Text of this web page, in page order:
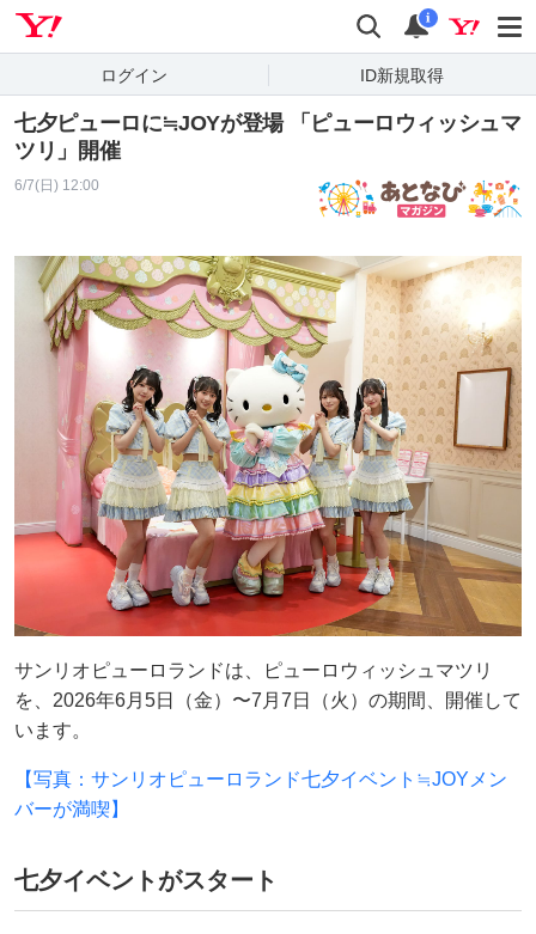
検索 通知
i
ログイン ID新規取得
七夕ピューロに≒JOYが登場 「ピューロウィッシュマ
ツリ」開催
6/7(日) 12:00
サンリオピューロランドは、ピューロウィッシュマツリ
を、2026年6月5日（金）〜7月7日（火）の期間、開催して
います。
【写真：サンリオピューロランド七夕イベント≒JOYメン
バーが満喫】
七夕イベントがスタート